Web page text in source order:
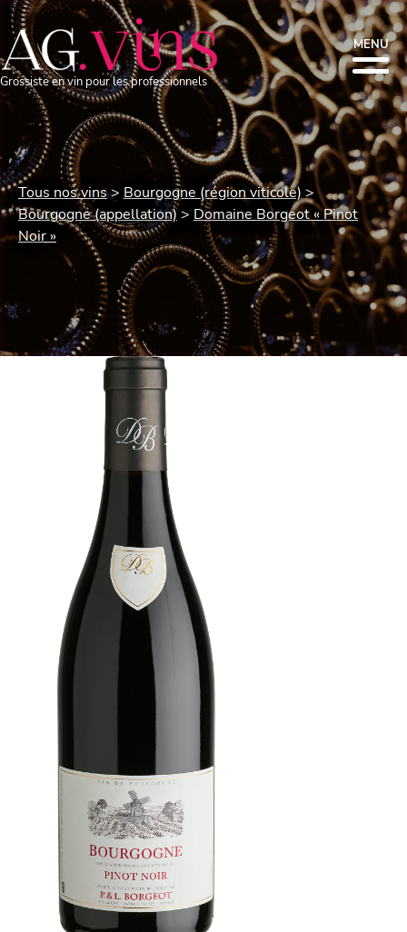
Grossiste en vin pour les professionnels
MENU
Tous nos vins
Bourgogne (région viticole)
Bourgogne (appellation)
Domaine Borgeot « Pinot
Noir »